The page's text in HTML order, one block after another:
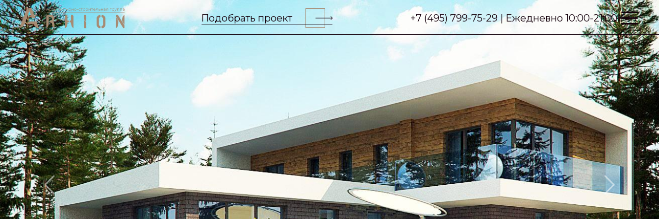
Подобрать проект +7 (495) 799-75-29 | Ежедневно 10:00-21:00
Previous Next